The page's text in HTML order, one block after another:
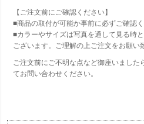
【ご注文前にご確認ください】
■商品の取付が可能か事前に必ずご確認く
■カラーやサイズは写真を通して見る時
ございます。ご理解の上ご注文をお願い
ご注文前にご不明な点など御座いまし
てお問い合わせください。